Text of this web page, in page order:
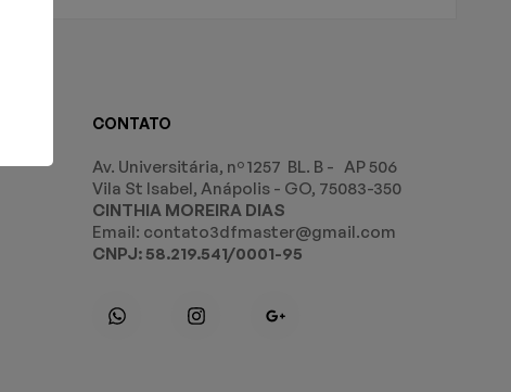
CONTATO
Av. Universitária, nº 1257 BL. B - AP 506
Vila St Isabel, Anápolis - GO, 75083-350
CINTHIA MOREIRA DIAS
Email: contato3dfmaster@gmail.com
CNPJ: 58.219.541/0001-95